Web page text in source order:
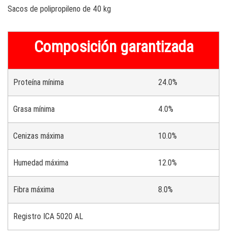
Sacos de polipropileno de 40 kg
Composición garantizada
Proteína mínima 24.0%
Grasa mínima 4.0%
Cenizas máxima 10.0%
Humedad máxima 12.0%
Fibra máxima 8.0%
Registro ICA 5020 AL